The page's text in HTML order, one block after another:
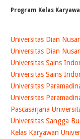
Program Kelas
Universitas Dian
Universitas Dian
Universitas Sains
Universitas Sains
Universitas
Universitas
Pascasarjana
Universitas Sangga
Kelas Karyawan